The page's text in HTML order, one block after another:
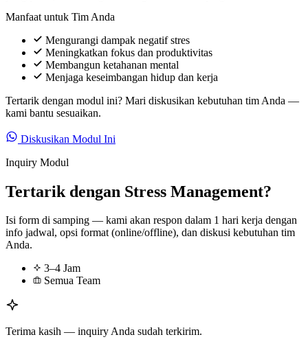
Manfaat untuk Tim Anda
Mengurangi dampak negatif stres
Meningkatkan fokus dan produktivitas
Membangun ketahanan mental
Menjaga keseimbangan hidup dan kerja
Tertarik dengan modul ini? Mari diskusikan kebutuhan tim Anda —
kami bantu sesuaikan.
Diskusikan Modul Ini
Inquiry Modul
Tertarik dengan Stress Management?
Isi form di samping — kami akan respon dalam 1 hari kerja dengan
info jadwal, opsi format (online/offline), dan diskusi kebutuhan tim
Anda.
3–4 Jam
Semua Team
Terima kasih — inquiry Anda sudah terkirim.